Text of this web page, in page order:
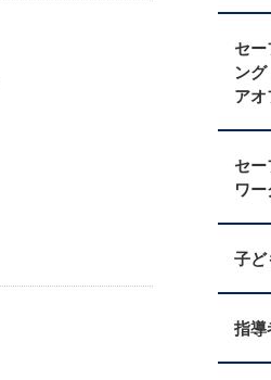
セ
ン
アオ
セ
ワ
子ど
指